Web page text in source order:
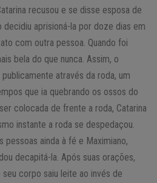
recusou e se disse esposa de
decidiu aprisioná-la por doze dias em
com outra pessoa. Quando foi
bela do que nunca. Assim, o
através da roda, um
que ia quebrando os ossos do
colocada de frente a roda, Catarina
instante a roda se despedaçou.
pessoas ainda à fé e Maximiano,
decapitá-la. Após suas orações,
corpo saiu leite ao invés de